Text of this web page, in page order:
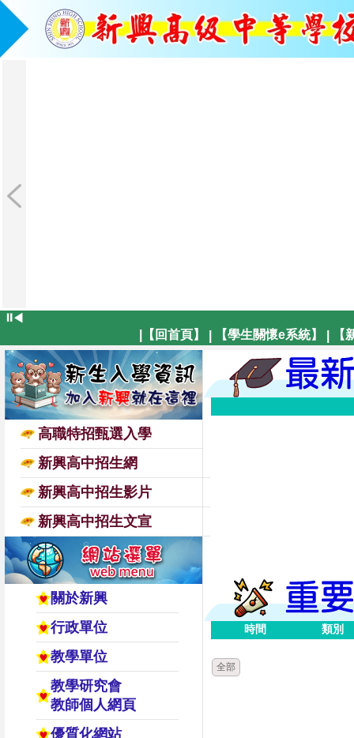
⏸◀
|【回首頁】
【學生關懷e系統】 【
高職特招甄選入學
新興高中招生網
新興高中招生影片
新興高中招生文宣
關於新興
行政單位
教學單位
教學研究會
教師個人網頁
優質化網站
時間 類別
全部